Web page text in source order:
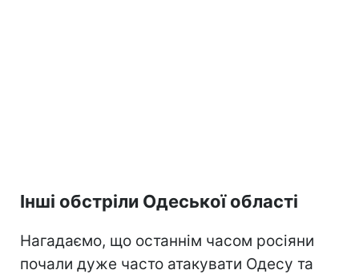
Інші обстріли Одеської області
Нагадаємо, що останнім часом росіяни
почали дуже часто атакувати Одесу та